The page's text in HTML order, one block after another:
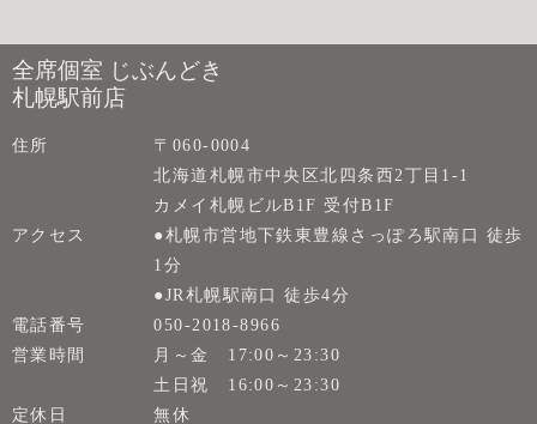
全席個室 じぶんどき
札幌駅前店
住所
〒060-0004
北海道札幌市中央区北四条西2丁目1-1
カメイ札幌ビルB1F 受付B1F
アクセス
●札幌市営地下鉄東豊線さっぽろ駅南口 徒歩
1分
●JR札幌駅南口 徒歩4分
電話番号
050-2018-8966
営業時間
月～金 17:00～23:30
土日祝 16:00～23:30
定休日
無休